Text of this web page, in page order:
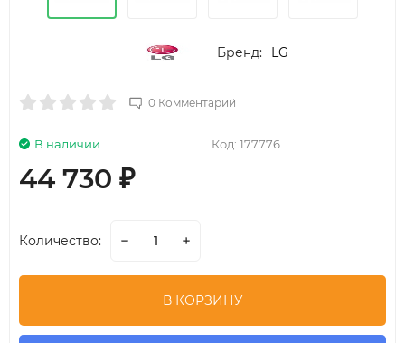
Бренд: LG
0 Комментарий
Код: 177776
В наличии
44 730 ₽
Количество:
В КОРЗИНУ